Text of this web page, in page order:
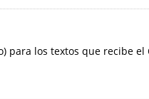
los textos que recibe el